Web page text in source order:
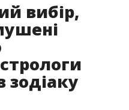
вибір,
зодіаку